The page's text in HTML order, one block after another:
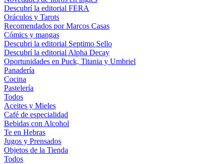
Descubrí la editorial FERA
Oráculos y Tarots
Recomendados por Marcos Casas
Cómics y mangas
Descubri la editorial Septimo Sello
Descubrí la editorial Alpha Decay
Oportunidades en Puck, Titania y Umbriel
Panadería
Cocina
Pastelería
Todos
Aceites y Mieles
Café de especialidad
Bebidas con Alcohol
Te en Hebras
Jugos y Prensados
Objetos de la Tienda
Todos